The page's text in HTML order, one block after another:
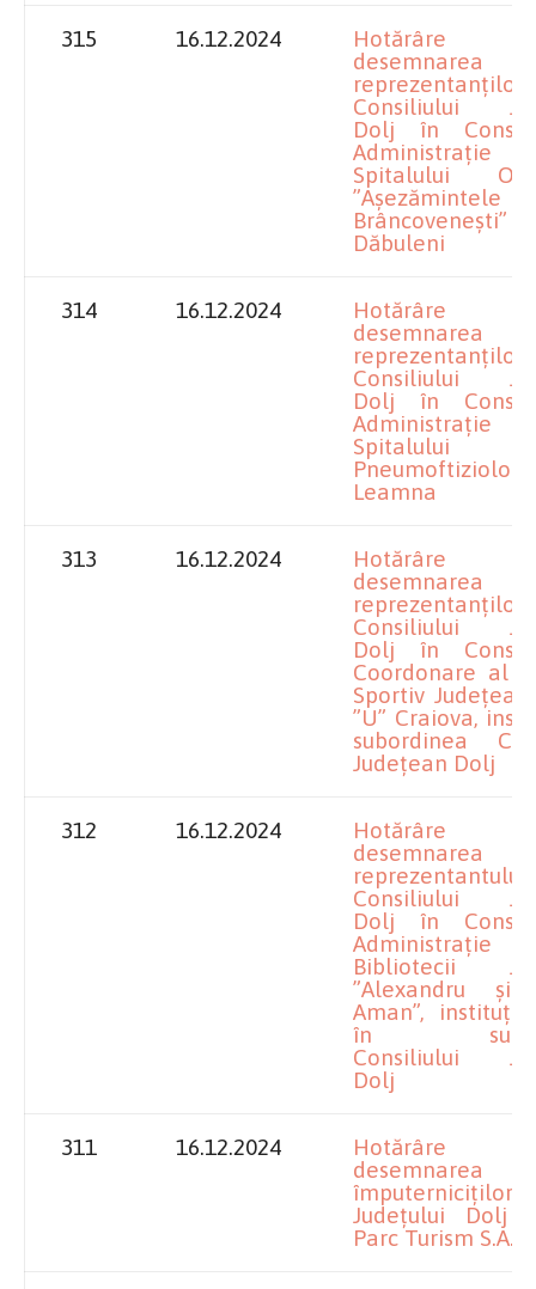
315 16.12.2024
Hotărâre
desemnarea
reprezentanților
Consiliului
Dolj în
Spitalului
”Așezămintele
Brâncovenești”
Dăbuleni
314 16.12.2024
Hotărâre
desemnarea
reprezentanților
Consiliului
Dolj în
Leamna
313 16.12.2024
Hotărâre
desemnarea
reprezentanților
Consiliului
Dolj în
Coordonare al
Sportiv
”U” Craiova,
subordinea
Județean Dolj
312 16.12.2024
Hotărâre
desemnarea
reprezentantului
Consiliului
Dolj în
Bibliotecii
”Alexandru și
Aman”,
în
Consiliului
Dolj
311 16.12.2024
Hotărâre
desemnarea
împuterniciților
Județului Dolj
Parc Turism S.A.